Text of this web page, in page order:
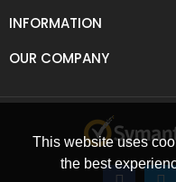
This website uses
the best
INFORMATION
OUR COMPANY